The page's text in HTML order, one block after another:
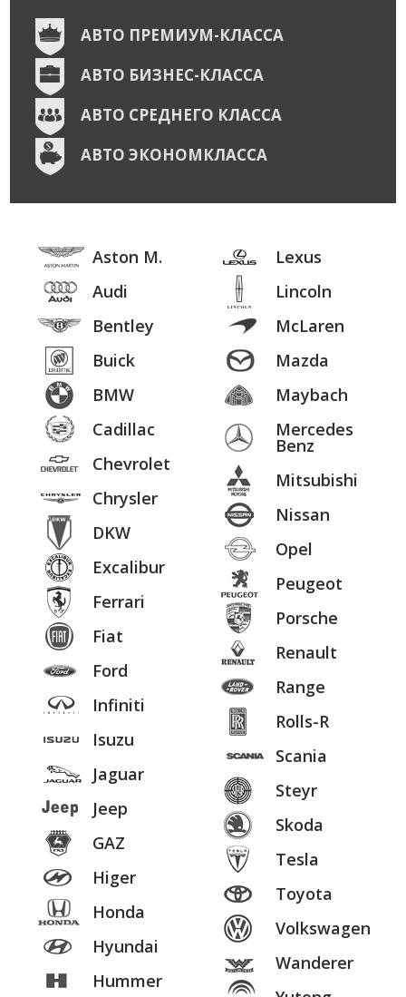
АВТО ПРЕМИУМ-КЛАССА
АВТО БИЗНЕС-КЛАССА
АВТО СРЕДНЕГО КЛАССА
АВТО ЭКОНОМКЛАССА
Aston M.
Audi
Bentley
Buick
BMW
Cadillac
Chevrolet
Chrysler
DKW
Excalibur
Ferrari
Fiat
Ford
Infiniti
Isuzu
Jaguar
Jeep
GAZ
Higer
Honda
Hyundai
Hummer
Lexus
Lincoln
McLaren
Mazda
Maybach
Mercedes
Benz
Mitsubishi
Nissan
Opel
Peugeot
Porsche
Renault
Range
Rolls-R
Scania
Steyr
Skoda
Tesla
Toyota
Volkswagen
Wanderer